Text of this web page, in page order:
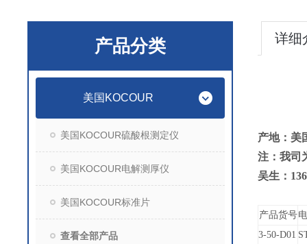
产品分类
美国KOCOUR
美国KOCOUR硫酸根测定仪
美国KOCOUR电解测厚仪
美国KOCOUR标准片
查看全部产品
详细
产地：
注：我司
吴生：
产品货号
3-50-D01